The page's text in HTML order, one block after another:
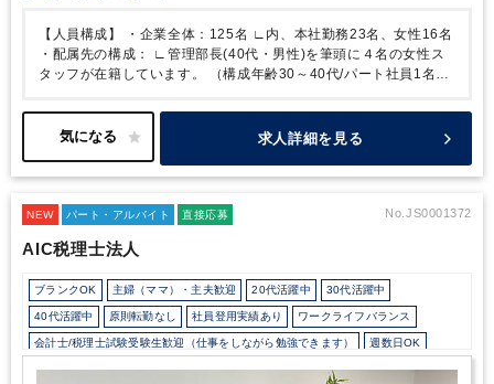
【人員構成】 ・企業全体：125名 ∟内、本社勤務23名、女性16名
・配属先の構成：
∟管理部長(40代・男性)を筆頭に４名の女性ス
タッフが在籍しています。
（構成年齢30～40代/パート社員1名）
います。 【求人の特徴】・お子様のお迎え等、時短勤務をご希望
の場合はご相談ください。
・パート社員でのご就業開始となりま
車での通勤可能（自転車通勤手当あり）
求人詳細を見る
NEW パート・アルバイト 直接応募 No.JS0001372
AIC税理士法人
ブランクOK 主婦（ママ）・主夫歓迎 20代活躍中 30代活躍中
40代活躍中 原則転勤なし 社員登用実績あり ワークライフバランス
会計士/税理士試験受験生歓迎（仕事をしながら勉強できます） 週数日OK
週数日OK（曜日固定） 週4日勤務 週5日勤務 勤務開始時間の相談OK